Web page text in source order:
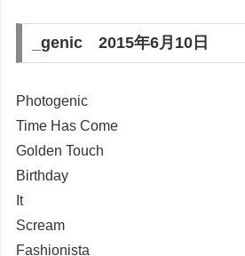
_genic 2015年6月10日
Photogenic
Time Has Come
Golden Touch
Birthday
It
Scream
Fashionista